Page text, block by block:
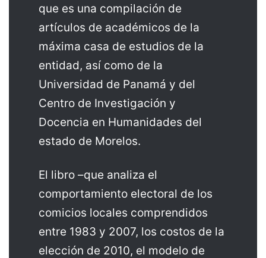
que es una compilación de
artículos de académicos de la
máxima casa de estudios de la
entidad, así como de la
Universidad de Panamá y del
Centro de Investigación y
Docencia en Humanidades del
estado de Morelos.
El libro –que analiza el
comportamiento electoral de los
comicios locales comprendidos
entre 1983 y 2007, los costos de la
elección de 2010, el modelo de